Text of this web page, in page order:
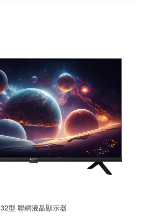
32型 聯網液晶顯示器